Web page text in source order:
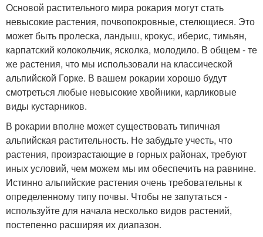
Основой растительного мира рокария могут стать
невысокие растения, почвопокровные, стелющиеся. Это
может быть пролеска, ландыш, крокус, иберис, тимьян,
карпатский колокольчик, ясколка, молодило. В общем - те
же растения, что мы использовали на классической
альпийской Горке. В вашем рокарии хорошо будут
смотреться любые невысокие хвойники, карликовые
виды кустарников.
В рокарии вполне может существовать типичная
альпийская растительность. Не забудьте учесть, что
растения, произрастающие в горных районах, требуют
иных условий, чем можем мы им обеспечить на равнине.
Истинно альпийские растения очень требовательны к
определенному типу почвы. Чтобы не запутаться -
используйте для начала несколько видов растений,
постепенно расширяя их диапазон.